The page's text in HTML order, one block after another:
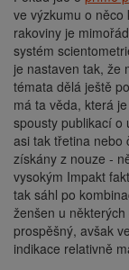
ve výzkumu o něco
rakoviny je
systém
je nastaven tak, že
témata dělá ještě
má ta věda, která
spousty publikací o
asi tak třetina nebo
získány z nouze -
vysokým Impakt
tak sáhl po
ženšen u
prospěšný, avšak
indikace relativně